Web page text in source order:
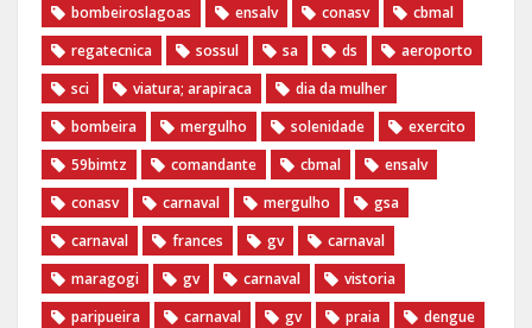
bombeiroslagoas
ensalv conasv
cbmal
regatecnica
sossul sa ds
aeroporto
sci
viatura; arapiraca
dia da mulher
bombeira
mergulho solenidade
exercito
59bimtz
comandante cbmal
ensalv
conasv
carnaval mergulho
gsa
carnaval
frances gv
carnaval
maragogi
gv carnaval
vistoria
paripueira
carnaval gv praia
dengue